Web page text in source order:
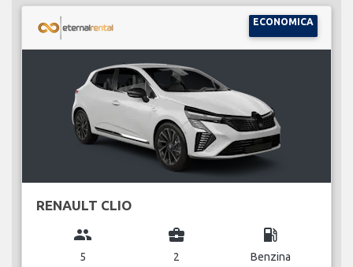
ECONOMICA
RENAULT CLIO
group
5
business_center
2
local_gas_station
Benzina